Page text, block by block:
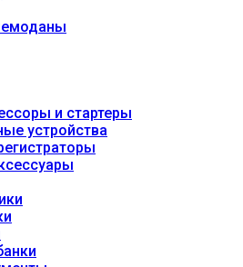
и стартеры
устройства